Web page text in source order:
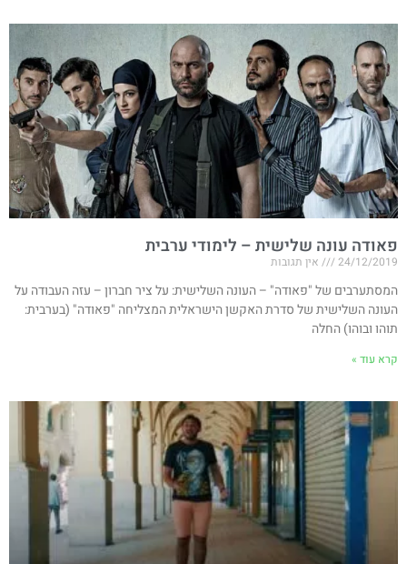
פאודה עונה שלישית – לימודי ערבית
24/12/2019 אין תגובות
המסתערבים של "פאודה" – העונה השלישית: על ציר חברון – עזה העבודה על
העונה השלישית של סדרת האקשן הישראלית המצליחה "פאודה" (בערבית:
תוהו ובוהו) החלה
קרא עוד »